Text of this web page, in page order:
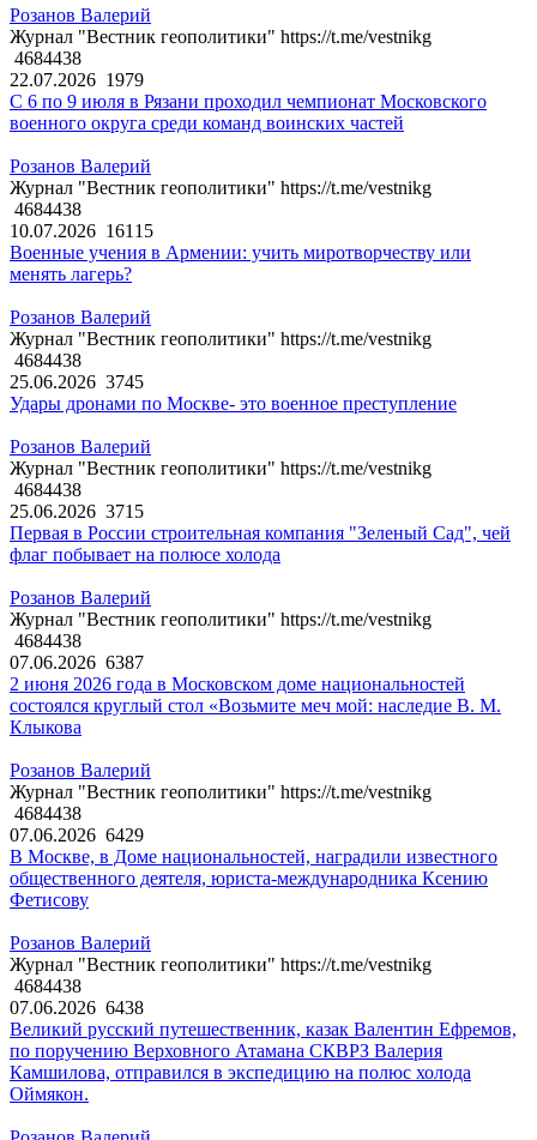
Розанов Валерий
Журнал "Вестник геополитики" https://t.me/vestnikg
4684438
22.07.2026 1979
С 6 по 9 июля в Рязани проходил чемпионат Московского
военного округа среди команд воинских частей
Розанов Валерий
Журнал "Вестник геополитики" https://t.me/vestnikg
4684438
10.07.2026 16115
Военные учения в Армении: учить миротворчеству или
менять лагерь?
Розанов Валерий
Журнал "Вестник геополитики" https://t.me/vestnikg
4684438
25.06.2026 3745
Удары дронами по Москве- это военное преступление
Розанов Валерий
Журнал "Вестник геополитики" https://t.me/vestnikg
4684438
25.06.2026 3715
Первая в России строительная компания "Зеленый Сад", чей
флаг побывает на полюсе холода
Розанов Валерий
Журнал "Вестник геополитики" https://t.me/vestnikg
4684438
07.06.2026 6387
2 июня 2026 года в Московском доме национальностей
состоялся круглый стол «Возьмите меч мой: наследие В. М.
Клыкова
Розанов Валерий
Журнал "Вестник геополитики" https://t.me/vestnikg
4684438
07.06.2026 6429
В Москве, в Доме национальностей, наградили известного
общественного деятеля, юриста-международника Ксению
Фетисову
Розанов Валерий
Журнал "Вестник геополитики" https://t.me/vestnikg
4684438
07.06.2026 6438
Великий русский путешественник, казак Валентин Ефремов,
по поручению Верховного Атамана СКВРЗ Валерия
Камшилова, отправился в экспедицию на полюс холода
Оймякон.